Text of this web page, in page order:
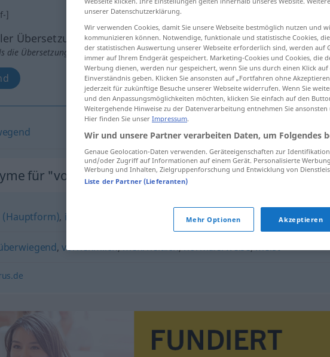
]
Übersetzungen
die Übersetzung anklicken/antippen)
vorwiegend
für "vorwiegend"
(Hauptform), insbesondere überwiegend,größtenteils,vorrangig
,vornehmlich,mehrheitlich,normalerweise,meist
unserer Datenschutzerklärung.
Wir verwenden Cookies, damit Sie unsere Webseite bestmöglich nutzen und
kommunizieren können. Notwendige, funktionale und statistische Cookies,
der statistischen Auswertung unserer Webseite erforderlich sind, werden auf
immer auf Ihrem Endgerät gespeichert. Marketing-Cookies und Cookies, die
Werbung dienen, werden nur gespeichert, wenn Sie uns durch einen Klick
Einverständnis geben. Klicken Sie ansonsten auf „Fortfahren ohne
jederzeit für zukünftige Besuche unserer Webseite widerrufen. Wenn Sie
und den Anpassungsmöglichkeiten möchten, klicken Sie einfach auf den
Weitergehende Hinweise zu der Datenverarbeitung entnehmen Sie ansonsten
Hier finden Sie unser Impressum.
Wir und unsere Partner verarbeiten Daten, um Folgendes
Genaue Geolocation-Daten verwenden. Geräteeigenschaften zur
und/oder Zugriff auf Informationen auf einem Gerät. Personalisierte
Werbung und Inhalten, Zielgruppenforschung und Entwicklung von
Liste der Partner (Lieferanten)
Mehr Optionen Akzeptieren